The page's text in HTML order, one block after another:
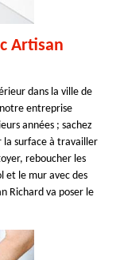
Artisan
dans la ville de
entreprise
années ; sachez
la surface à travailler
reboucher les
et le mur avec des
Richard va poser le